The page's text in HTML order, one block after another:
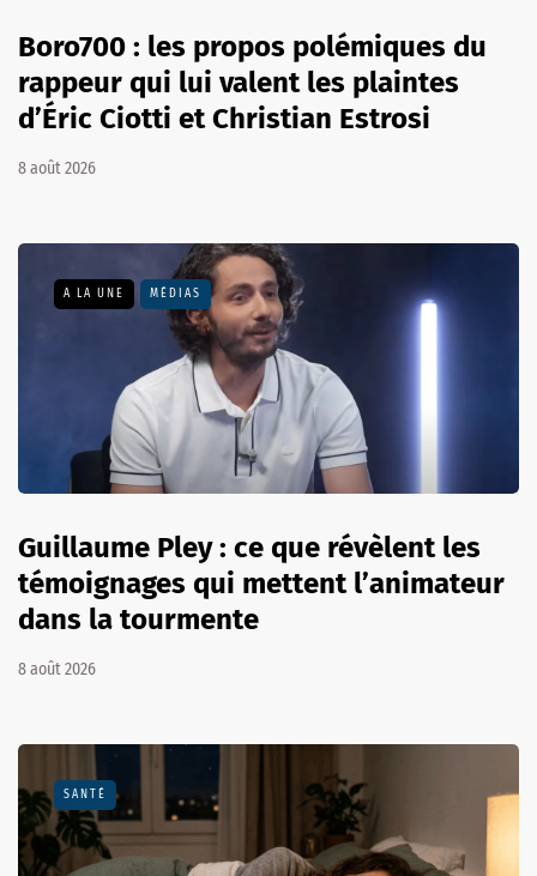
Boro700 : les propos polémiques du
rappeur qui lui valent les plaintes
d’Éric Ciotti et Christian Estrosi
8 août 2026
A LA UNE MÉDIAS
Guillaume Pley : ce que révèlent les
témoignages qui mettent l’animateur
dans la tourmente
8 août 2026
SANTÉ